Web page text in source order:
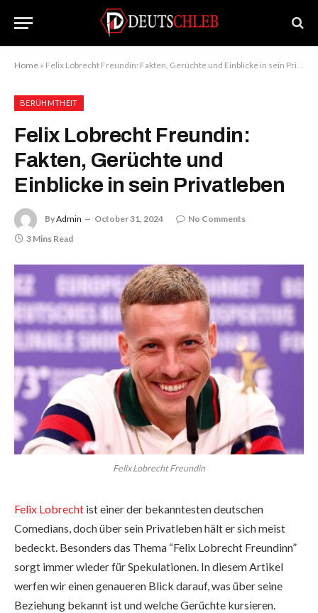
Home » Felix Lobrecht Freundin: Fakten, Gerüchte und Einblicke in sein Privatleben
BERÜHMTHEIT
Felix Lobrecht Freundin:
Fakten, Gerüchte und
Einblicke in sein Privatleben
ByAdmin October 31, 2024
No Comments
3 Mins Read
Felix Lobrecht Freundin
Felix Lobrecht ist einer der bekanntesten deutschen
Comedians, doch über sein Privatleben hält er sich meist
bedeckt. Besonders das Thema “Felix Lobrecht Freundinn”
sorgt immer wieder für Spekulationen. In diesem Artikel
werfen wir einen genaueren Blick darauf, was über seine
Beziehung bekannt ist und welche Gerüchte kursieren.